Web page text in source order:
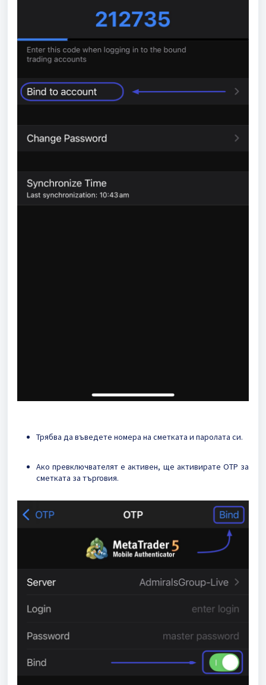
Трябва да въведете номера на сметката и паролата си.
Ако превключвателят е активен, ще активирате OTP за
сметката за търговия.